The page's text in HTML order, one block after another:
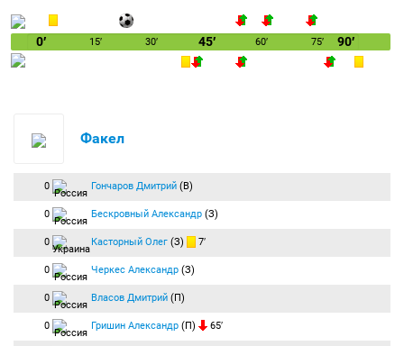
0′ 15′ 30′ 45′ 60′ 75′ 90′
Факел
0 Гончаров Дмитрий (В)
0 Бескровный Александр (З)
0 Касторный Олег (З) 7′
0 Черкес Александр (З)
0 Власов Дмитрий (П)
0 Гришин Александр (П) 65′